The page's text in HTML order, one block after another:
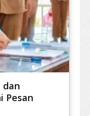
dan
Pesan